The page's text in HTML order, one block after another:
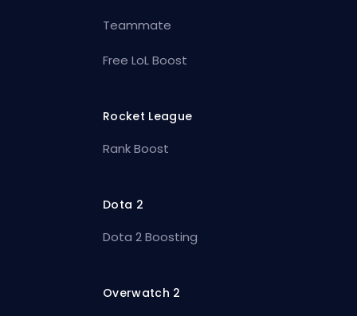
Teammate
Free LoL Boost
Rocket League
Rank Boost
Dota 2
Dota 2 Boosting
Overwatch 2